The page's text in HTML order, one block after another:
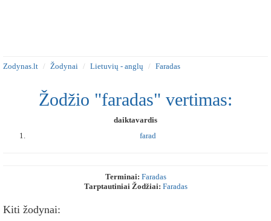
Zodynas.lt Žodynai Lietuvių - anglų Faradas
Žodžio "faradas" vertimas:
daiktavardis
farad
Terminai: Faradas
Tarptautiniai Žodžiai: Faradas
Kiti žodynai: